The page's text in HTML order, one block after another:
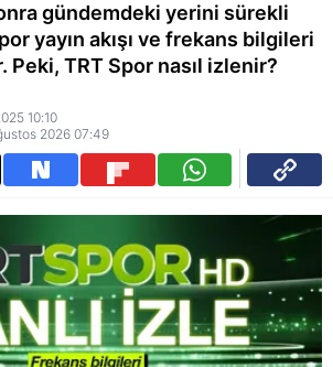
gündemdeki yerini sürekli
yayın akışı ve frekans bilgileri
Peki, TRT Spor nasıl izlenir?
10:10
2026 07:49